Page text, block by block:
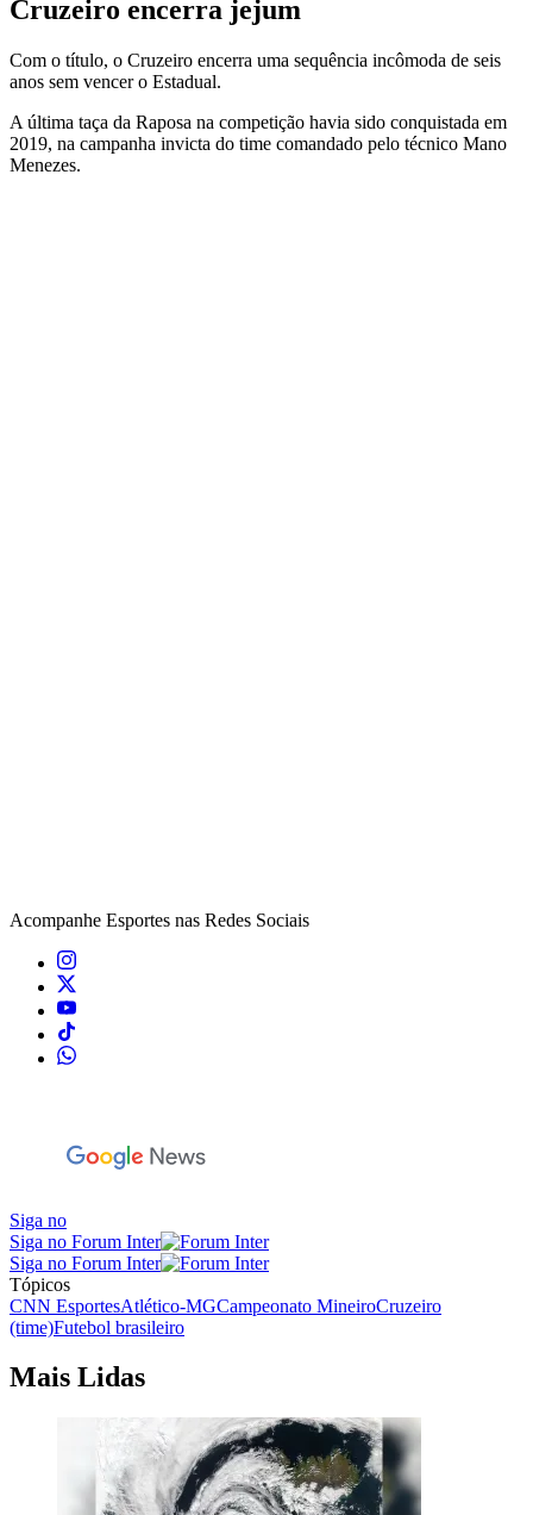
Cruzeiro encerra jejum
Com o título, o Cruzeiro encerra uma sequência incômoda de seis
anos sem vencer o Estadual.
A última taça da Raposa na competição havia sido conquistada em
2019, na campanha invicta do time comandado pelo técnico Mano
Menezes.
Acompanhe Esportes nas Redes Sociais
Siga no
Siga no Forum Inter
Siga no Forum Inter
Tópicos
CNN EsportesAtlético-MGCampeonato MineiroCruzeiro
(time)Futebol brasileiro
Mais Lidas